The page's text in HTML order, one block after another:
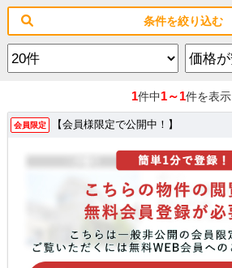
条件を絞り込む
1件中1～1件を表示
会員限定 【会員様限定で公開中！】